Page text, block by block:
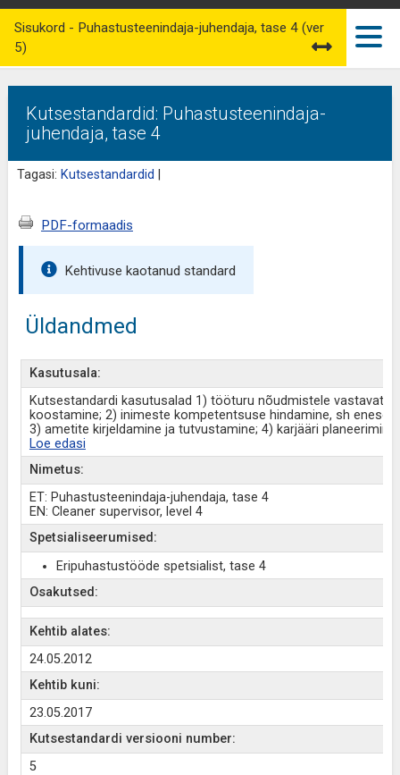
Kutsestandardid: Puhastusteenindaja-
juhendaja, tase 4
Tagasi: Kutsestandardid
Sisukord - Puhastusteenindaja-juhendaja, tase 4 (ver
5)
PDF-formaadis
Kehtivuse kaotanud standard
Üldandmed
Kasutusala:
Kutsestandardi kasutusalad 1) tööturu nõudmistele vastavate
koostamine; 2) inimeste kompetentsuse hindamine, sh
3) ametite kirjeldamine ja tutvustamine; 4) karjääri
Loe edasi
Nimetus:
ET: Puhastusteenindaja-juhendaja, tase 4
EN: Cleaner supervisor, level 4
Spetsialiseerumised:
Eripuhastustööde spetsialist, tase 4
Osakutsed:
Kehtib alates:
24.05.2012
Kehtib kuni:
23.05.2017
Kutsestandardi versiooni number:
5